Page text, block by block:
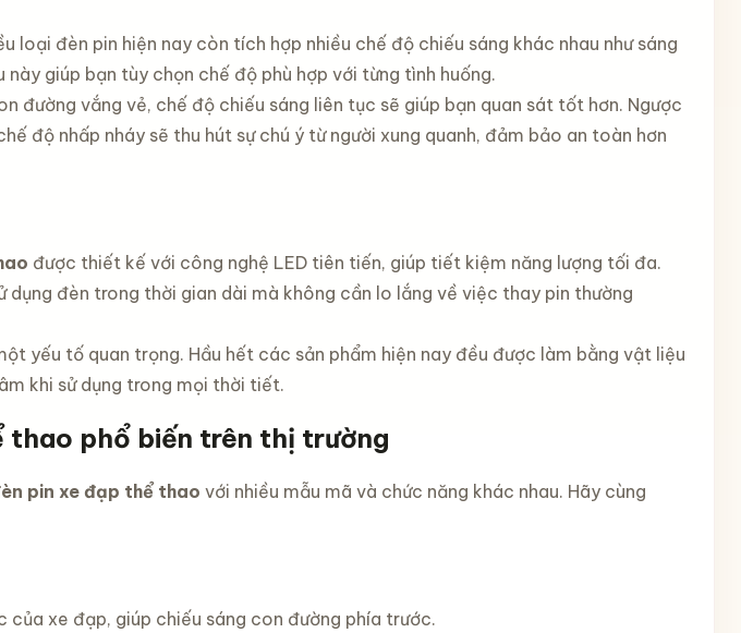
loại đèn pin hiện nay còn tích hợp nhiều chế độ chiếu sáng khác nhau như sáng
giúp bạn tùy chọn chế độ phù hợp với từng tình huống.
đường vắng vẻ, chế độ chiếu sáng liên tục sẽ giúp bạn quan sát tốt hơn. Ngược
độ nhấp nháy sẽ thu hút sự chú ý từ người xung quanh, đảm bảo an toàn hơn
được thiết kế với công nghệ LED tiên tiến, giúp tiết kiệm năng lượng tối đa.
đèn trong thời gian dài mà không cần lo lắng về việc thay pin thường
yếu tố quan trọng. Hầu hết các sản phẩm hiện nay đều được làm bằng vật liệu
khi sử dụng trong mọi thời tiết.
thao phổ biến trên thị trường
pin xe đạp thể thao với nhiều mẫu mã và chức năng khác nhau. Hãy cùng
xe đạp, giúp chiếu sáng con đường phía trước.